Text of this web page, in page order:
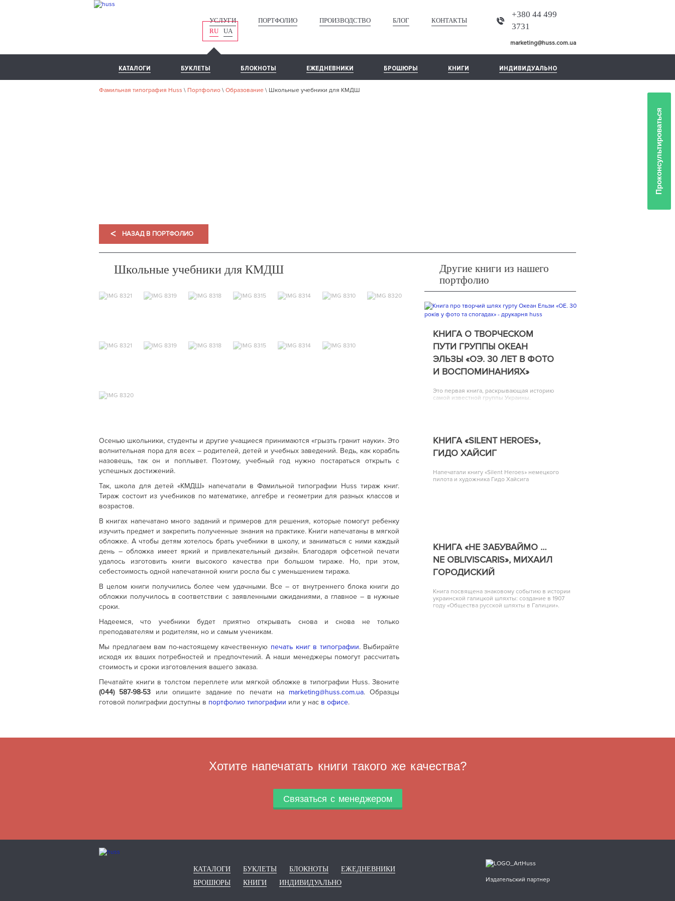
УСЛУГИ ПОРТФОЛИО ПРОИЗВОДСТВО БЛОГ
КОНТАКТЫ
RU
UA
+380 44 499
3731
marketing@huss.com.ua
КАТАЛОГИ БУКЛЕТЫ БЛОКНОТЫ ЕЖЕДНЕВНИКИ БРОШЮРЫ КНИГИ ИНДИВИДУАЛЬНО
Фамильная типография Huss \ Портфолио \ Образование \ Школьные учебники для КМДШ
< НАЗАД В ПОРТФОЛИО
Школьные учебники для КМДШ
Осенью школьники, студенты и другие учащиеся принимаются «грызть гранит науки». Это
волнительная пора для всех – родителей, детей и учебных заведений. Ведь, как корабль
назовешь, так он и поплывет. Поэтому, учебный год нужно постараться открыть с
успешных достижений.
Так, школа для детей «КМДШ» напечатали в Фамильной типографии Huss тираж книг.
Тираж состоит из учебников по математике, алгебре и геометрии для разных классов и
возрастов.
В книгах напечатано много заданий и примеров для решения, которые помогут ребенку
изучить предмет и закрепить полученные знания на практике. Книги напечатаны в мягкой
обложке. А чтобы детям хотелось брать учебники в школу, и заниматься с ними каждый
день – обложка имеет яркий и привлекательный дизайн. Благодаря офсетной печати
удалось изготовить книги высокого качества при большом тираже. Но, при этом,
себестоимость одной напечатанной книги росла бы с уменьшением тиража.
В целом книги получились более чем удачными. Все – от внутреннего блока книги до
обложки получилось в соответствии с заявленными ожиданиями, а главное – в нужные
сроки.
Надеемся, что учебники будет приятно открывать снова и снова не только
преподавателям и родителям, но и самым ученикам.
Мы предлагаем вам по-настоящему качественную печать книг в типографии. Выбирайте
исходя их ваших потребностей и предпочтений. А наши менеджеры помогут рассчитать
стоимость и сроки изготовления вашего заказа.
Печатайте книги в толстом переплете или мягкой обложке в типографии Huss. Звоните
(044) 587-98-53 или опишите задание по печати на marketing@huss.com.ua. Образцы
готовой полиграфии доступны в портфолио типографии или у нас в офисе.
Другие книги из нашего
портфолио
КНИГА О ТВОРЧЕСКОМ
ПУТИ ГРУППЫ ОКЕАН
ЭЛЬЗЫ «ОЭ. 30 ЛЕТ В ФОТО
И ВОСПОМИНАНИЯХ»
Это первая книга, раскрывающая историю
самой известной группы Украины.
КНИГА «SILENT HEROES»,
ГИДО ХАЙСИГ
Напечатали книгу «Silent Heroes» немецкого
пилота и художника Гидо Хайсига
КНИГА «НЕ ЗАБУВАЙМО …
NE OBLIVISCARIS», МИХАИЛ
ГОРОДИСКИЙ
Книга посвящена знаковому событию в истории
украинской галицкой шляхты: создание в 1907
году «Общества русской шляхты в Галиции».
Хотите напечатать книги такого же качества?
Связаться с менеджером
Проконсультироваться
КАТАЛОГИ БУКЛЕТЫ БЛОКНОТЫ
ЕЖЕДНЕВНИКИ
БРОШЮРЫ
КНИГИ ИНДИВИДУАЛЬНО Издательский партнер